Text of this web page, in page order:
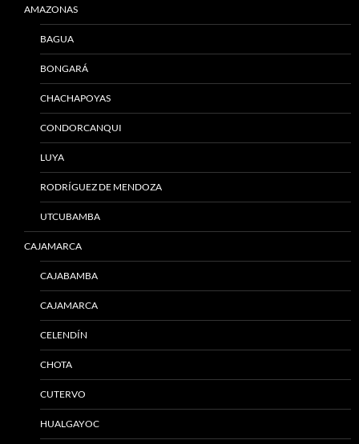
AMAZONAS
BAGUA
BONGARÁ
CHACHAPOYAS
CONDORCANQUI
LUYA
RODRÍGUEZ DE MENDOZA
UTCUBAMBA
CAJAMARCA
CAJABAMBA
CAJAMARCA
CELENDÍN
CHOTA
CUTERVO
HUALGAYOC